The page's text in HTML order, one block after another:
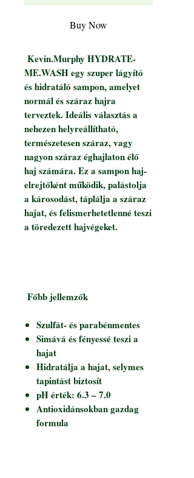
Buy Now
Kevin.Murphy HYDRATE-
ME.WASH egy szuper lágyító
és hidratáló sampon, amelyet
normál és száraz hajra
terveztek. Ideális választás a
nehezen helyreállítható,
természetesen száraz, vagy
nagyon száraz éghajlaton élő
haj számára. Ez a sampon haj-
elrejtőként működik, palástolja
a károsodást, táplálja a száraz
hajat, és felismerhetetlenné teszi
a töredezett hajvégeket.
Főbb jellemzők
Szulfát- és parabénmentes
Simává és fényessé teszi a
hajat
Hidratálja a hajat, selymes
tapintást biztosít
pH érték: 6.3 – 7.0
Antioxidánsokban gazdag
formula